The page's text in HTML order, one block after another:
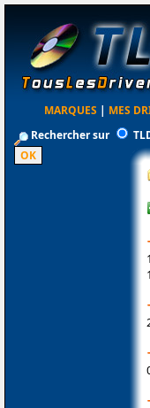
MARQUES | MES
Rechercher sur